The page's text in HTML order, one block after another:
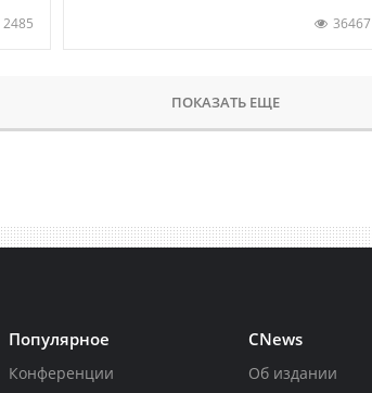
2485 36467
ПОКАЗАТЬ ЕЩЕ
Популярное
Конференции
CNews
Об издании